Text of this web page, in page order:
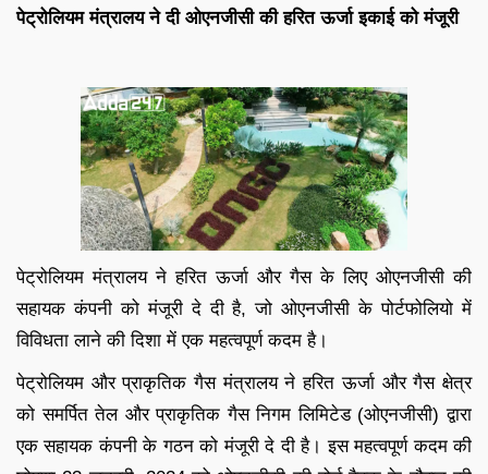
पेट्रोलियम मंत्रालय ने दी ओएनजीसी की हरित ऊर्जा इकाई को मंजूरी
पेट्रोलियम मंत्रालय ने हरित ऊर्जा और गैस के लिए ओएनजीसी की
सहायक कंपनी को मंजूरी दे दी है, जो ओएनजीसी के पोर्टफोलियो में
विविधता लाने की दिशा में एक महत्वपूर्ण कदम है।
पेट्रोलियम और प्राकृतिक गैस मंत्रालय ने हरित ऊर्जा और गैस क्षेत्र
को समर्पित तेल और प्राकृतिक गैस निगम लिमिटेड (ओएनजीसी) द्वारा
एक सहायक कंपनी के गठन को मंजूरी दे दी है। इस महत्वपूर्ण कदम की